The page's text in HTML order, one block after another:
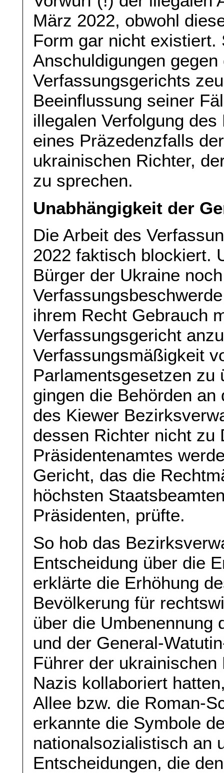
März 2022, obwohl
Form gar nicht
Anschuldigungen
Verfassungsgerichts
Beeinflussung seiner
illegalen Verfolgung
eines Präzedenzfalls
ukrainischen Richter,
zu sprechen.
Unabhängigkeit der
Die Arbeit des
2022 faktisch blockiert.
Bürger der Ukraine
ihrem Recht Gebrauch
Verfassungsgericht
Verfassungsmäßigkeit
Parlamentsgesetzen zu
gingen die Behörden an
des Kiewer
dessen Richter nicht zu
Präsidentenamtes
Gericht, das die
höchsten
Präsidenten, prüfte.
So hob das
Entscheidung über die
erklärte die Erhöhung
Bevölkerung für
über die Umbenennung
und der General-
Führer der
Nazis kollaboriert
Allee bzw. die Roman-
erkannte die Symbole
nationalsozialistisch an
Entscheidungen, die